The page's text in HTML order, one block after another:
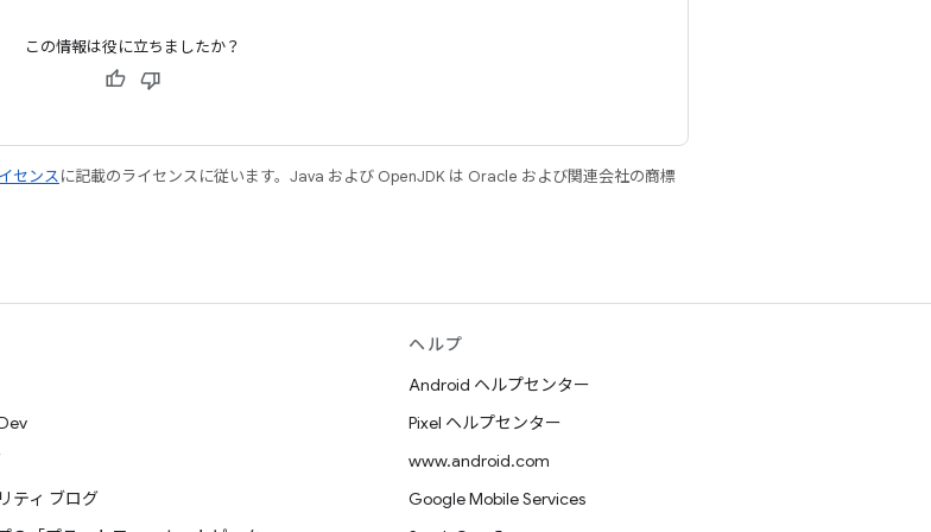
この情報は役に立ちましたか？
センスに記載のライセンスに従います。Java および OpenJDK は Oracle および関連会社の商標
ティ ブログ
ヘルプ
Android ヘルプセンター
Pixel ヘルプセンター
www.android.com
Google Mobile Services